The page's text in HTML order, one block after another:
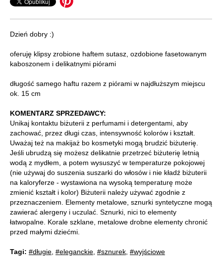
Dzień dobry :)
oferuję klipsy zrobione haftem sutasz, ozdobione fasetowanym
kaboszonem i delikatnymi piórami
długość samego haftu razem z piórami w najdłuższym miejscu
ok. 15 cm
KOMENTARZ SPRZEDAWCY:
Unikaj kontaktu biżuterii z perfumami i detergentami, aby
zachować, przez długi czas, intensywność kolorów i kształt.
Uważaj też na makijaż bo kosmetyki mogą brudzić biżuterię.
Jeśli ubrudzą się możesz delikatnie przetrzeć biżuterię letnią
wodą z mydłem, a potem wysuszyć w temperaturze pokojowej
(nie używaj do suszenia suszarki do włosów i nie kładź biżuterii
na kaloryferze - wystawiona na wysoką temperaturę może
zmienić kształt i kolor) Biżuterii należy używać zgodnie z
przeznaczeniem. Elementy metalowe, sznurki syntetyczne mogą
zawierać alergeny i uczulać. Sznurki, nici to elementy
łatwopalne. Korale szklane, metalowe drobne elementy chronić
przed małymi dziećmi.
Tagi: #długie #eleganckie #sznurek #wyjściowe